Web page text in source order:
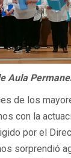
Aula
de los
con la
por el
sorprendió